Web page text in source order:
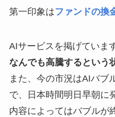
第一印象はファンドの換
AIサービスを掲げていま
なんでも高騰するという
また、今の市況はAIバブ
で、日本時間明日早朝に
内容によってはバブルが